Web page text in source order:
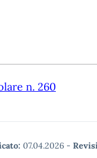
n. 260
07.04.2026 -